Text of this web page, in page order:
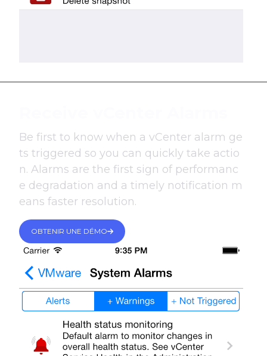
Be first to know when a vCenter alarm ge
ts triggered so you can quickly take actio
n. Alarms are the first sign of performanc
e degradation and a timely notification m
eans faster resolution.
OBTENIR UNE DÉMO